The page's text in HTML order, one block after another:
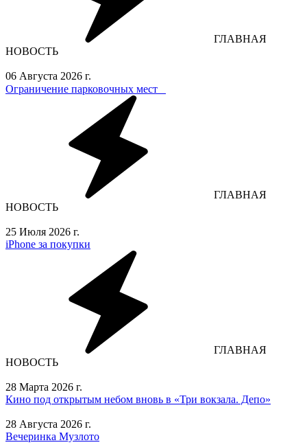
ГЛАВНАЯ
НОВОСТЬ
06 Августа 2026 г.
Ограничение парковочных мест⁣⁣⠀
ГЛАВНАЯ
НОВОСТЬ
25 Июля 2026 г.
iPhone за покупки
ГЛАВНАЯ
НОВОСТЬ
28 Марта 2026 г.
Кино под открытым небом вновь в «Три вокзала. Депо»
28 Августа 2026 г.
Вечеринка Музлото